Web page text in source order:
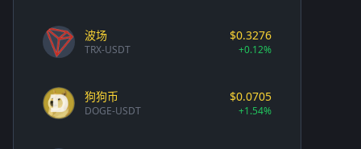
波场
TRX-USDT
$0.3276
+0.12%
狗狗币
DOGE-USDT
$0.0705
+1.54%